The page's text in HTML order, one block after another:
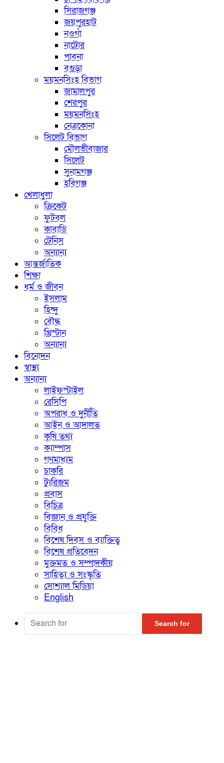
সিরাজগঞ্জ
জয়পুরহাট
নওগাঁ
নাটোর
পাবনা
বগুড়া
ময়মনসিংহ বিভাগ
জামালপুর
শেরপুর
ময়মনসিংহ
নেত্রকোনা
সিলেট বিভাগ
মৌলভীবাজার
সিলেট
সুনামগঞ্জ
হবিগঞ্জ
খেলাধুলা
ক্রিকেট
ফুটবল
কাবাডি
টেনিস
অন্যান্য
আন্তর্জাতিক
শিক্ষা
ধর্ম ও জীবন
ইসলাম
হিন্দু
বৌদ্ধ
খ্রিস্টান
অন্যান্য
বিনোদন
স্বাস্থ্য
অন্যান্য
লাইফস্টাইল
রেসিপি
অপরাধ ও দুর্নীতি
আইন ও আদালত
কৃষি তথ্য
ক্যাম্পাস
গণমাধ্যম
চাকরি
ট্যুরিজম
প্রবাস
বিচিত্র
বিজ্ঞান ও প্রযুক্তি
বিবিধ
বিশেষ দিবস ও ব্যাক্তিত্ব
বিশেষ প্রতিবেদন
মুক্তমত ও সম্পাদকীয়
সাহিত্য ও সংস্কৃতি
সোশ্যাল মিডিয়া
English
Search for